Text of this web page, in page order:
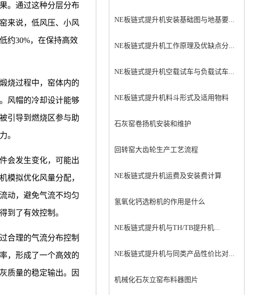
。通过这种分层分布
来说，低风压、小风
约30%，在保持高效
烧过程中，窑体内的
风帽的冷却设计能够
引导到燃烧区参与助
。
会发生变化，可能出
模拟优化风量分配，
动，避免气流不均匀
到了有效控制。
合理的气流分布控制
，形成了一个高效的
质量的稳定输出。因
NE板链式提升机安装基础图与地基要...
NE板链式提升机工作原理及优缺点分...
NE板链式提升机空载试车与负载试车...
NE板链式提升机料斗形式及适用物料
石灰窑卷扬机安装和维护
回转窑大齿轮生产工艺流程
NE板链式提升机运费及安装费计算
氢氧化钙选粉机的作用是什么
NE板链式提升机与TH/TB提升机...
NE板链式提升机与同类产品性价比对...
机械化石灰立窑布料器图片